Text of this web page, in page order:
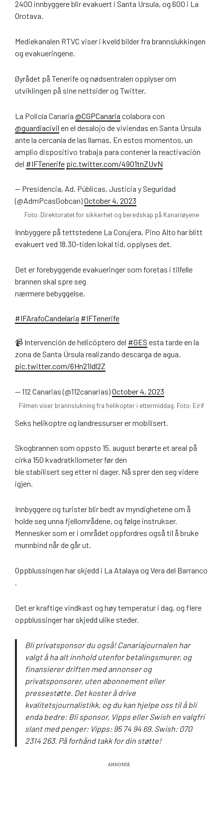
2400 innbyggere blir evakuert i Santa Ursula, og 600 i La
Orotava.
Mediekanalen RTVC viser i kveld bilder fra brannslukkingen
og evakueringene.
Øyrådet på Tenerife og nødsentralen opplyser om
utviklingen på sine nettsider og Twitter.
La Policía Canaria @CGPCanaria colabora con
@guardiacivil en el desalojo de viviendas en Santa Úrsula
ante la cercanía de las llamas. En estos momentos, un
amplio dispositivo trabaja para contener la reactivación
del #IFTenerife pic.twitter.com/49O1tnZUvN
— Presidencia, Ad. Públicas, Justicia y Seguridad
(@AdmPcasGobcan)October 4, 2023
Foto: Direktoratet for sikkerhet og beredskap på Kanariøyene
Innbyggere på tettstedene La Corujera, Pino Alto har blitt
evakuert ved 18.30-tiden lokal tid, opplyses det.
Det er forebyggende evakueringer som foretas i tilfelle
brannen skal spre seg
nærmere bebyggelse.
#IFArafoCandelaria #IFTenerife
📹 Intervención de helicóptero del #GES esta tarde en la
zona de Santa Úrsula realizando descarga de agua.
pic.twitter.com/6Hn21Idl2Z
— 112 Canarias (@112canarias)October 4, 2023
Filmen viser brannslukning fra helikopter i ettermiddag. Foto: Eirif
Seks helikoptre og landressurser er mobilisert.
Skogbrannen som oppsto 15. august berørte et areal på
cirka 150 kvadratkilometer før den
ble stabilisert seg etter ni dager. Nå sprer den seg videre
igjen.
Innbyggere og turister blir bedt av myndighetene om å
holde seg unna fjellområdene, og følge instrukser.
Mennesker som er i området oppfordres også til å bruke
munnbind når de går ut.
Oppblussingen har skjedd i La Atalaya og Vera del Barranco
.
Det er kraftige vindkast og høy temperatur i dag, og flere
oppblussinger har skjedd ulike steder.
Bli privatsponsor du også! Canariajournalen har
valgt å ha alt innhold utenfor betalingsmurer, og
finansierer driften med annonser og
privatsponsorer, uten abonnement eller
pressestøtte. Det koster å drive
kvalitetsjournalistikk, og du kan hjelpe oss til å bli
enda bedre: Bli sponsor, Vipps eller Swish en valgfri
slant med penger: Vipps: 95 74 94 69. Swish: 070
2314 263. På forhånd takk for din støtte!